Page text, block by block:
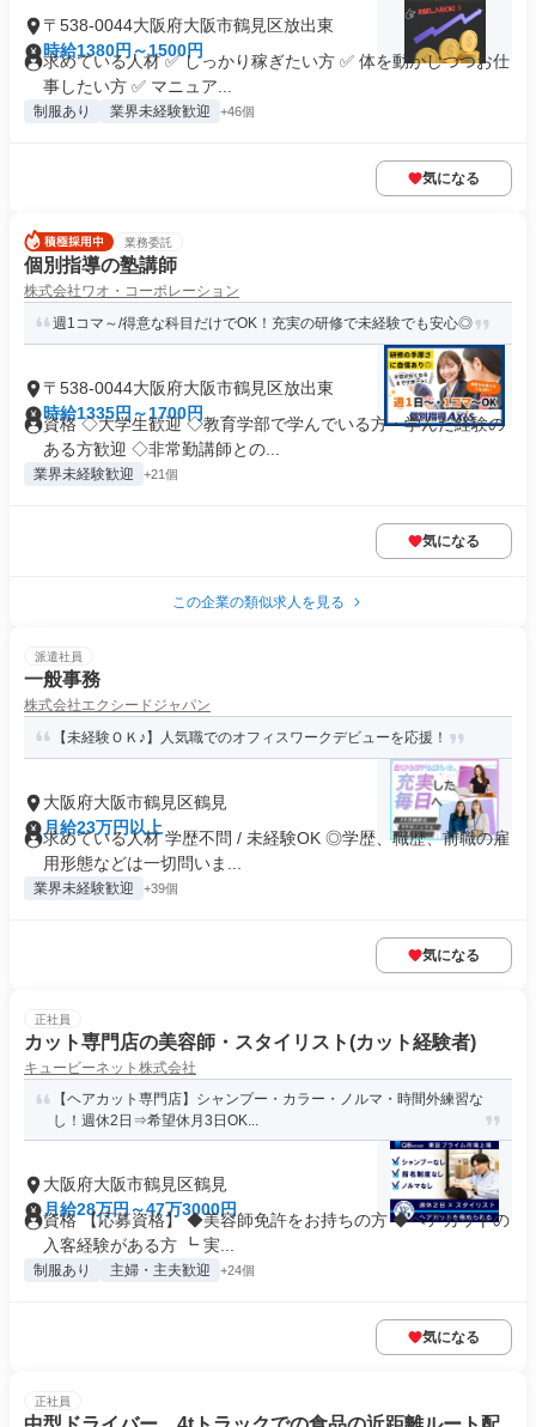
〒538-0044大阪府大阪市鶴見区放出東
時給1380円～1500円
求めている人材 ✅ しっかり稼ぎたい方 ✅ 体を動かしつつお仕
事したい方 ✅ マニュア...
制服あり 業界未経験歓迎 +46個
気になる
業務委託
個別指導の塾講師
株式会社ワオ・コーポレーション
週1コマ～/得意な科目だけでOK！充実の研修で未経験でも安心◎
〒538-0044大阪府大阪市鶴見区放出東
時給1335円～1700円
資格 ◇大学生歓迎 ◇教育学部で学んでいる方・学んだ経験の
ある方歓迎 ◇非常勤講師との...
業界未経験歓迎 +21個
気になる
この企業の類似求人を見る
派遣社員
一般事務
株式会社エクシードジャパン
【未経験ＯＫ♪】人気職でのオフィスワークデビューを応援！
大阪府大阪市鶴見区鶴見
月給23万円以上
求めている人材 学歴不問 / 未経験OK ◎学歴、職歴、前職の雇
用形態などは一切問いま...
業界未経験歓迎 +39個
気になる
正社員
カット専門店の美容師・スタイリスト(カット経験者)
キュービーネット株式会社
【ヘアカット専門店】シャンプー・カラー・ノルマ・時間外練習な
し！週休2日⇒希望休月3日OK...
大阪府大阪市鶴見区鶴見
月給28万円～47万3000円
資格 【応募資格】 ◆美容師免許をお持ちの方 ◆ヘアカットの
入客経験がある方 ┗ 実...
制服あり 主婦・主夫歓迎 +24個
気になる
正社員